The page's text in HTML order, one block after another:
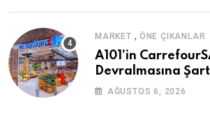
MARKET , ÖNE ÇIKANLAR
A101’in
Devralmasına
AĞUSTOS 6, 2026